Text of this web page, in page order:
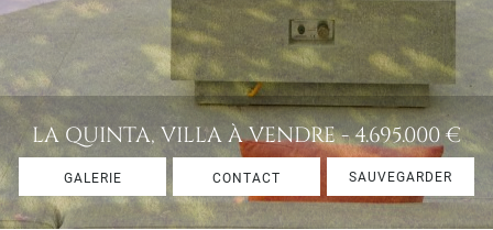
LA QUINTA, VILLA À VENDRE - 4.695.000 €
GALERIE CONTACT SAUVEGARDER